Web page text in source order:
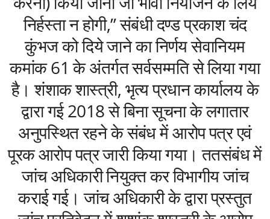
निर्हस्ता न होगी,” संबंधी दण्ड प्रकाश चंद
कुंभज को दिये जाने का निर्णय सेवानियम
कमांक 61 के अंतर्गत सर्वसम्मति से लिया गया
है। शंशाक शास्त्री, भृत्य प्रधान कार्यालय के
द्वारा गई 2018 से बिना सूचना के लगातार
अनुपस्थित रहने के संबंध में आरोप पत्र एवं
पूरक आरोप पत्र जारी किया गया। ततसंबंध में
जांच अधिकारी नियुक्त कर विभागीय जांच
कराई गई। जांच अधिकारी के द्वारा प्रस्तुत